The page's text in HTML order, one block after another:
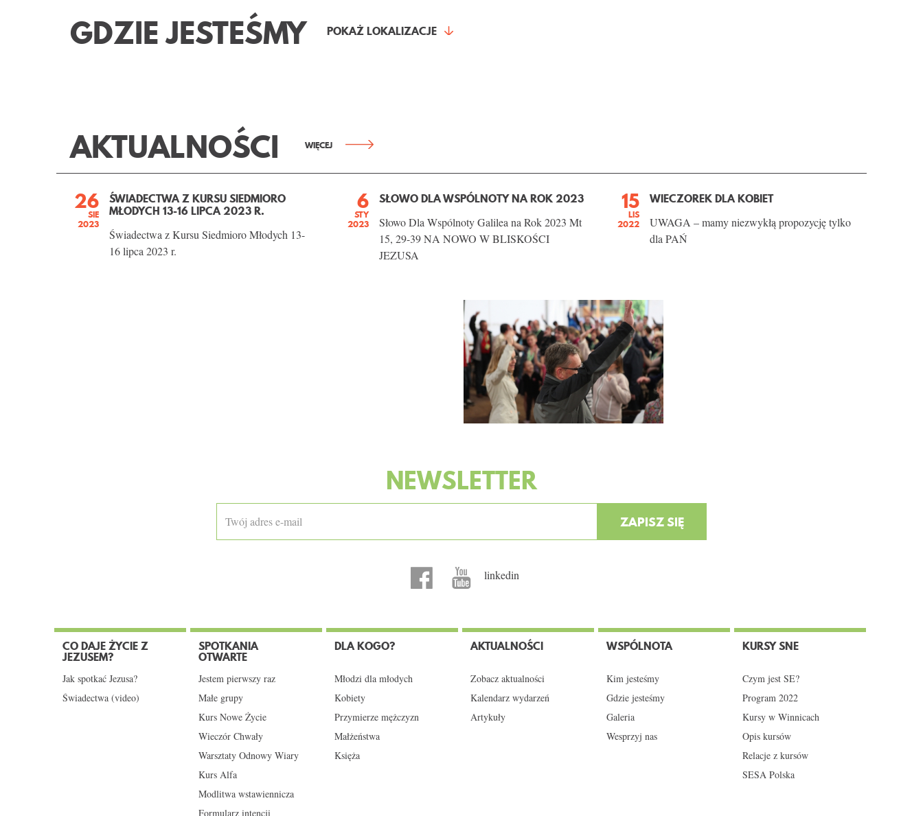
GDZIE JESTEŚMY POKAŻ LOKALIZACJE
ŚWIADECTW
AKTUALNOŚCI WIĘCEJ
26
SIE
2023
ŚWIADECTWA Z KURSU SIEDMIORO
MŁODYCH 13-16 LIPCA 2023 R.
Świadectwa z Kursu Siedmioro Młodych 13-
16 lipca 2023 r.
6
STY
2023
SŁOWO DLA WSPÓLNOTY NA ROK 2023
Słowo Dla Wspólnoty Galilea na Rok 2023 Mt
15, 29-39 NA NOWO W BLISKOŚCI
JEZUSA
15
LIS
2022
WIECZOREK DLA KOBIET
UWAGA – mamy niezwykłą propozycję tylko
dla PAŃ
NEWSLETTER
linkedin
CO DAJE ŻYCIE Z
JEZUSEM?
Jak spotkać Jezusa?
Świadectwa (video)
SPOTKANIA
OTWARTE
Jestem pierwszy raz
Małe grupy
Kurs Nowe Życie
Wieczór Chwały
Warsztaty Odnowy Wiary
Kurs Alfa
Modlitwa wstawiennicza
Formularz intencji
DLA KOGO?
Młodzi dla młodych
Kobiety
Przymierze mężczyzn
Małżeństwa
Księża
AKTUALNOŚCI
Zobacz aktualności
Kalendarz wydarzeń
Artykuły
WSPÓLNOTA
Kim jesteśmy
Gdzie jesteśmy
Galeria
Wesprzyj nas
KURSY SNE
Czym jest SE?
Program 2022
Kursy w Winnicach
Opis kursów
Relacje z kursów
SESA Polska